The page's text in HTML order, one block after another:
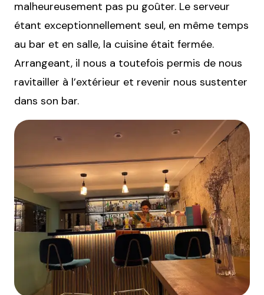
malheureusement pas pu goûter. Le serveur
étant exceptionnellement seul, en même temps
au bar et en salle, la cuisine était fermée.
Arrangeant, il nous a toutefois permis de nous
ravitailler à l’extérieur et revenir nous sustenter
dans son bar.